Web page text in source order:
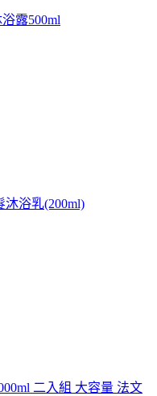
露500ml
沐浴乳(200ml)
二入組 大容量 法文